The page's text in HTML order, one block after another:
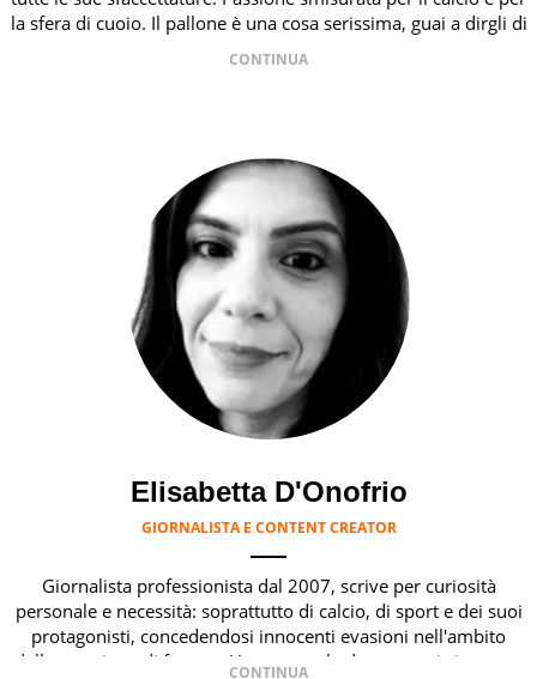
la sfera di cuoio. Il pallone è una cosa serissima, guai a dirgli di
no
Elisabetta D'Onofrio
GIORNALISTA E CONTENT CREATOR
Giornalista professionista dal 2007, scrive per curiosità
personale e necessità: soprattutto di calcio, di sport e dei suoi
protagonisti, concedendosi innocenti evasioni nell'ambito
della creazione di format. Un tempo ala destra, oggi si sente a